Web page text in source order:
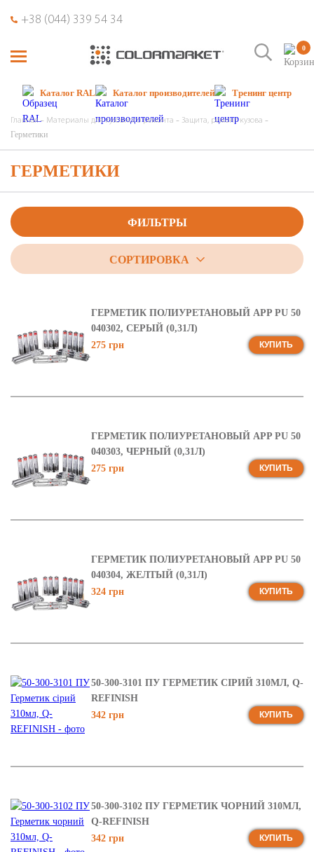
+38 (044) 339 54 34
0
Каталог RAL Каталог производителей Тренинг центр
Главная Материалы для кузовного ремонта Защита, ремонт кузова
Герметики
ГЕРМЕТИКИ
ФИЛЬТРЫ
СОРТИРОВКА
ГЕРМЕТИК ПОЛИУРЕТАНОВЫЙ APP PU 50
040302, СЕРЫЙ (0,31Л)
275 грн
КУПИТЬ
ГЕРМЕТИК ПОЛИУРЕТАНОВЫЙ APP PU 50
040303, ЧЕРНЫЙ (0,31Л)
275 грн
КУПИТЬ
ГЕРМЕТИК ПОЛИУРЕТАНОВЫЙ APP PU 50
040304, ЖЕЛТЫЙ (0,31Л)
324 грн
КУПИТЬ
50-300-3101 ПУ ГЕРМЕТИК СІРИЙ 310МЛ, Q-
REFINISH
342 грн
КУПИТЬ
50-300-3102 ПУ ГЕРМЕТИК ЧОРНИЙ 310МЛ,
Q-REFINISH
342 грн
КУПИТЬ